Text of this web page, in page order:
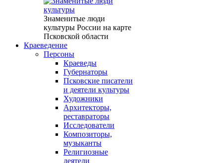
Знаменитые люди
культуры России на карте
Псковской области
Краеведение
Персоны
Краеведы
Губернаторы
Псковские писатели
и деятели культуры
Художники
Архитекторы,
реставраторы
Исследователи
Композиторы,
музыканты
Религиозные
деятели